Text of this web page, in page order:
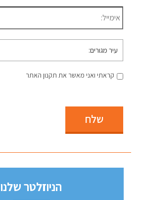
דוא״ל *
עיר
מגורים
קראתי ואני מאשר את תקנון האתר
שלח
הניוזלטר שלנו